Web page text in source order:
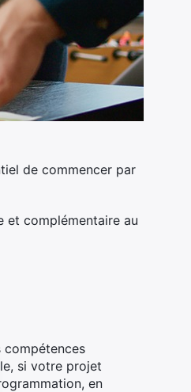
de commencer par
et complémentaire au
compétences
si votre projet
en